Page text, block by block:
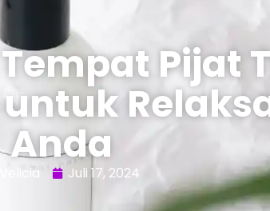
Pijat
Anda
Velicia Juli 17, 2024